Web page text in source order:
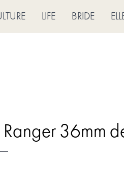
LIFE BRIDE
36mm